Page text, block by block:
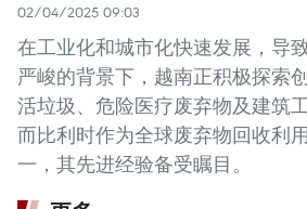
02/04/2025 09:03
在工业化和城市化快速发展，导
严峻的背景下，越南正积极探索
活垃圾、危险医疗废弃物及建筑
而比利时作为全球废弃物回收利
一，其先进经验备受瞩目。